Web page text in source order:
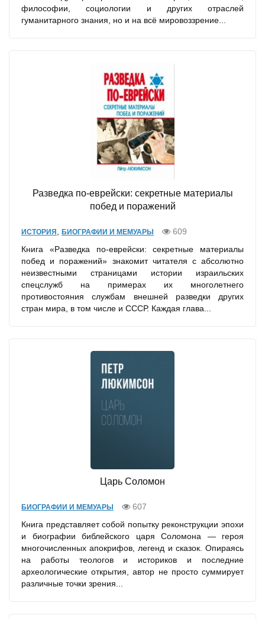
философии, социологии и других отраслей
гуманитарного знания, но и на всё мировоззрение...
Разведка по-еврейски: секретные материалы
побед и поражений
ИСТОРИЯ , БИОГРАФИИ И МЕМУАРЫ
609
Книга «Разведка по-еврейски: секретные материалы
побед и поражений» знакомит читателя с абсолютно
неизвестными страницами истории израильских
спецслужб на примерах их многолетнего
противостояния службам внешней разведки других
стран мира, в том числе и СССР. Каждая глава...
Царь Соломон
БИОГРАФИИ И МЕМУАРЫ
607
Книга представляет собой попытку реконструкции эпохи
и биографии библейского царя Соломона — героя
многочисленных апокрифов, легенд и сказок. Опираясь
на работы теологов и историков и последние
археологические открытия, автор не просто суммирует
различные точки зрения...